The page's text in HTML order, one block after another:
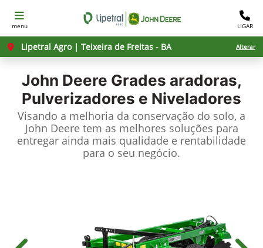
menu LIGAR
Lipetral Agro | Teixeira de Freitas - BA Alterar
John Deere Grades aradoras,
Pulverizadores e Niveladores
Visando a melhoria da conservação do solo, a
John Deere tem as melhores soluções para
entregar ainda mais qualidade e rentabilidade
para o seu negócio.